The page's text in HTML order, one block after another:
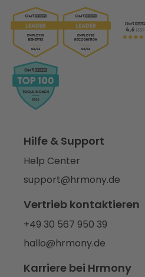
Hilfe & Support
Help Center
support@hrmony.de
Vertrieb kontaktieren
+49 30 567 950 39
hallo@hrmony.de
Karriere bei Hrmony